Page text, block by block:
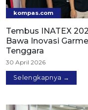
kompas.com
Tembus INATEX
Bawa Inovasi
Tenggara
30 April 2026
Selengkapnya →